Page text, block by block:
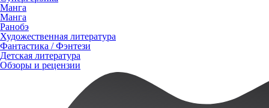
Манга
Манга
Ранобэ
Художественная литература
Фантастика / Фэнтези
Детская литература
Обзоры и рецензии